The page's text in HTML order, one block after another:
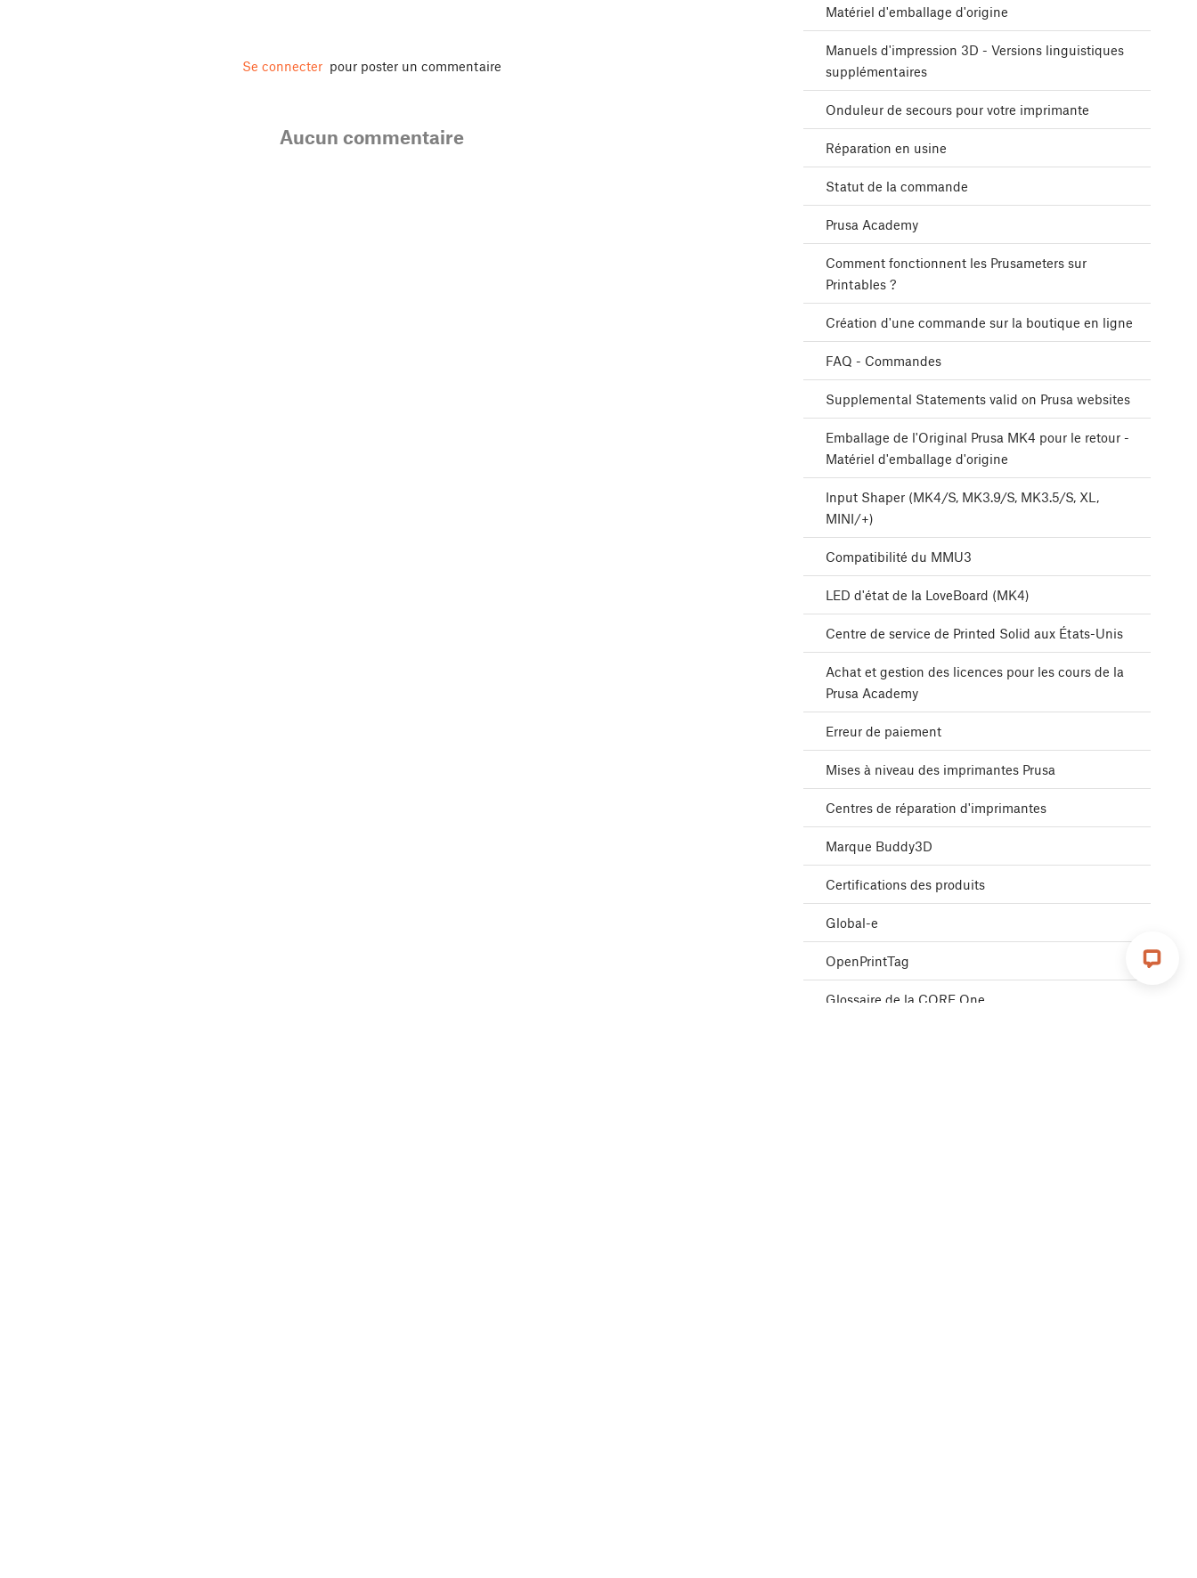
Se connecter pour poster un commentaire
Aucun commentaire
Matériel d'emballage d'origine
Manuels d'impression 3D - Versions linguistiques
supplémentaires
Onduleur de secours pour votre imprimante
Réparation en usine
Statut de la commande
Prusa Academy
Comment fonctionnent les Prusameters sur
Printables ?
Création d'une commande sur la boutique en ligne
FAQ - Commandes
Supplemental Statements valid on Prusa websites
Emballage de l'Original Prusa MK4 pour le retour -
Matériel d'emballage d'origine
Input Shaper (MK4/S, MK3.9/S, MK3.5/S, XL,
MINI/+)
Compatibilité du MMU3
LED d'état de la LoveBoard (MK4)
Centre de service de Printed Solid aux États-Unis
Achat et gestion des licences pour les cours de la
Prusa Academy
Erreur de paiement
Mises à niveau des imprimantes Prusa
Centres de réparation d'imprimantes
Marque Buddy3D
Certifications des produits
Global-e
OpenPrintTag
Glossaire de la CORE One